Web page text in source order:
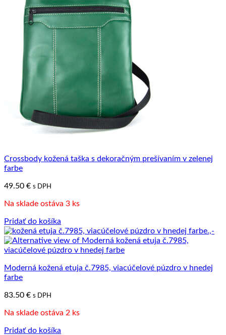
Crossbody kožená taška s dekoračným prešívaním v zelenej
farbe
49.50 € s DPH
Na sklade ostáva 3 ks
Pridať do košíka
Moderná kožená etuja č.7985, viacúčelové púzdro v hnedej
farbe
83.50 € s DPH
Na sklade ostáva 2 ks
Pridať do košíka